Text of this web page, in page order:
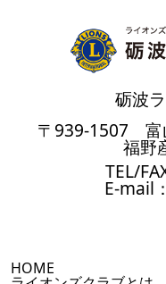
砺波
〒939-1507 富
福野
TEL/
E-mail
HOME